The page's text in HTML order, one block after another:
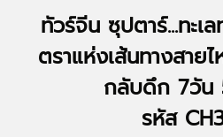
ทัวร์จีน ซุปตาร์...ทะเ
ตราแห่งเส้นทางสาย
กลับดึก 7วัน
รหัส